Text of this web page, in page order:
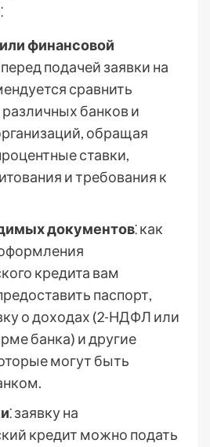
финансовой
перед подачей заявки на
сравнить
банков и
обращая
ставки,
и требования к
документов⁚ как
кредита вам
паспорт,
о доходах (2-НДФЛ или
банка) и другие
могут быть
⁚ заявку на
кредит можно подать